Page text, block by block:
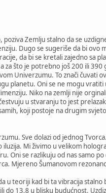
Zemlju stalno da se
Dugo se sugeriše da bi ovo
da bi se kretali zajedno sa
za što je potrebno još 200 ili 390
Univerzumu. To znači čuvati
planetu. Oni se ne mogu vratiti
Niko na zemlji nije
u stvaranju to jest
koji postoje na drugim
Sve dolazi od jednog
Mi živimo u velikom
Oni se razlikuju od nas samo
Mjereno Šumanovom
u teoriji kad bi ta vibracija stalno
do 13.8 u blisku budućnost.